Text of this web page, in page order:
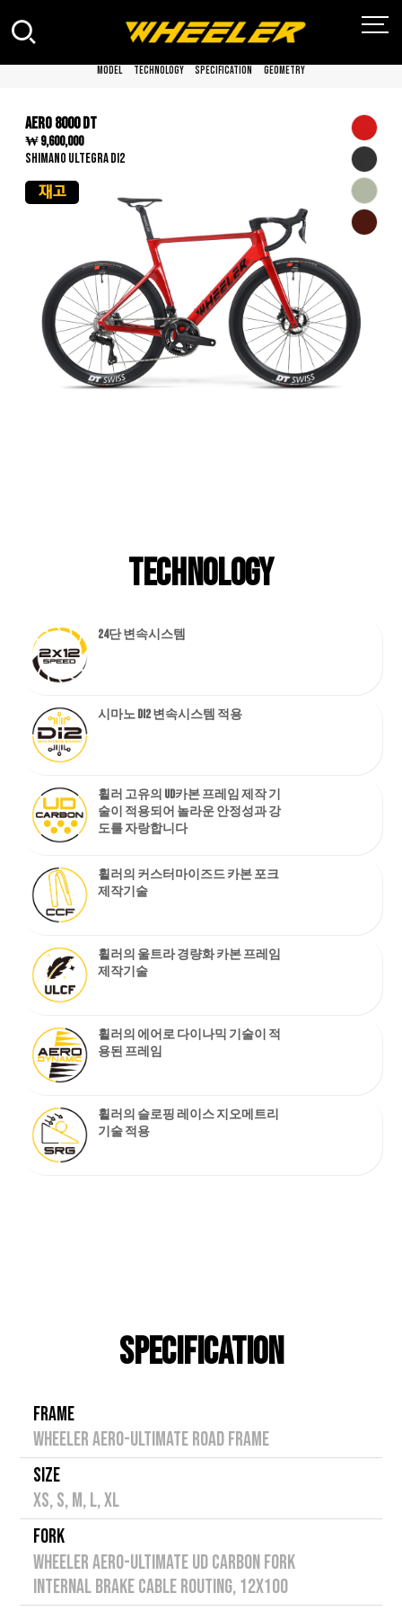
MODEL TECHNOLOGY SPECIFICATION GEOMETRY
AERO 8000 DT
₩ 9,600,000
SHIMANO ULTEGRA DI2
재고
TECHNOLOGY
24단 변속시스템
시마노 DI2 변속시스템 적용
휠러 고유의 UD카본 프레임 제작 기
술이 적용되어 놀라운 안정성과 강
도를 자랑합니다
휠러의 커스터마이즈드 카본 포크
제작기술
휠러의 울트라 경량화 카본 프레임
제작기술
휠러의 에어로 다이나믹 기술이 적
용된 프레임
휠러의 슬로핑 레이스 지오메트리
기술 적용
SPECIFICATION
FRAME
WHEELER AERO-ULTIMATE ROAD FRAME
SIZE
XS, S, M, L, XL
FORK
WHEELER AERO-ULTIMATE UD CARBON FORK
INTERNAL BRAKE CABLE ROUTING, 12X100